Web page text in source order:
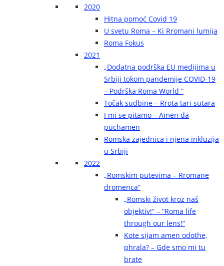
2020
Hitna pomoć Covid 19
U svetu Roma – Ki Rromani lumija
Roma Fokus
2021
„Dodatna podrška EU medijima u
Srbiji tokom pandemije COVID-19
– Podrška Roma World “
Točak sudbine – Rrota tari sutara
I mi se pitamo – Amen da
puchamen
Romska zajednica i njena inkluzija
u Srbiji
2022
„Romskim putevima – Rromane
dromenca“
„Romski život kroz naš
objektiv!“ – “Roma life
through our lens!”
Kote sijam amen odothe,
phrala? – Gde smo mi tu
brate